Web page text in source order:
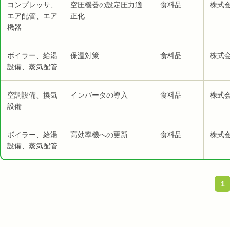
コンプレッサ、
エア配管、エア
機器
空圧機器の設定圧力適
正化
食料品 株式
ボイラー、給湯
設備、蒸気配管
保温対策 食料品 株式
空調設備、換気
設備
インバータの導入 食料品 株式
ボイラー、給湯
設備、蒸気配管
高効率機への更新 食料品 株式
1